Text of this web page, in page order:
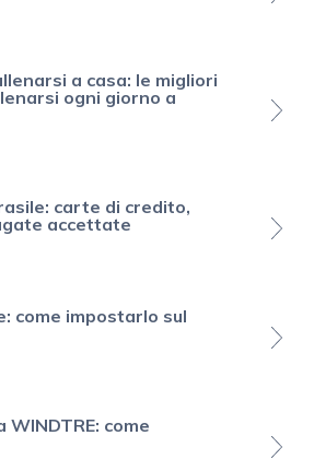
a casa: le migliori
ogni giorno a
carte di credito,
accettate
come impostarlo sul
come